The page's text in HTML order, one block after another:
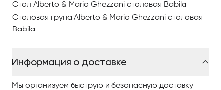
Стол Alberto & Mario Ghezzani столовая Babila
Столовая група Alberto & Mario Ghezzani столовая
Babila
Информация о доставке
Мы организуем быструю и безопасную доставку